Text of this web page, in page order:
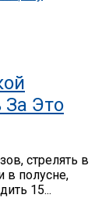
За Это
стрелять в
в полусне,
15...